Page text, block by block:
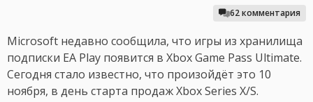
62 комментария
Microsoft недавно сообщила, что игры из хранилища
подписки EA Play появится в Xbox Game Pass Ultimate.
Сегодня стало известно, что произойдёт это 10
ноября, в день старта продаж Xbox Series X/S.